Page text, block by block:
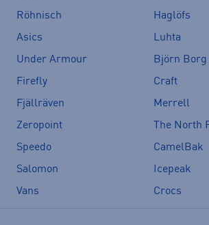
Röhnisch
Haglöfs
Asics
Luhta
Under Armour
Björn Borg
Firefly
Craft
Fjällräven
Merrell
Zeropoint
The North
Speedo
CamelBak
Salomon
Icepeak
Vans
Crocs